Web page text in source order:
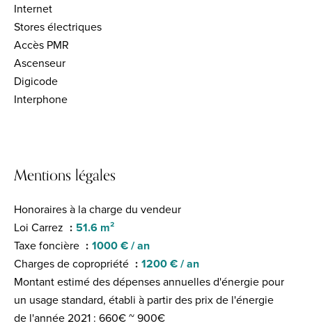
Internet
Stores électriques
Accès PMR
Ascenseur
Digicode
Interphone
Mentions légales
Honoraires à la charge du vendeur
Loi Carrez
51.6 m²
Taxe foncière
1000 € / an
Charges de copropriété
1200 € / an
Montant estimé des dépenses annuelles d'énergie pour
un usage standard, établi à partir des prix de l'énergie
de l'année 2021 : 660€ ~ 900€